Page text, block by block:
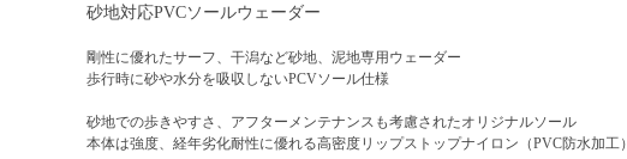
砂地対応PVCソールウェーダー
剛性に優れたサーフ、干潟など砂地、泥地専用ウェーダー
歩行時に砂や水分を吸収しないPCVソール仕様
砂地での歩きやすさ、アフターメンテナンスも考慮されたオリジナルソール
本体は強度、経年劣化耐性に優れる高密度リップストップナイロン（PVC防水加工）